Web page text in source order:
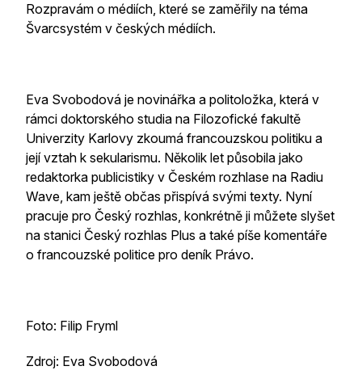
Rozpravám o médiích, které se zaměřily na téma
Švarcsystém v českých médiích.
Eva Svobodová je novinářka a politoložka, která v
rámci doktorského studia na Filozofické fakultě
Univerzity Karlovy zkoumá francouzskou politiku a
její vztah k sekularismu. Několik let působila jako
redaktorka publicistiky v Českém rozhlase na Radiu
Wave, kam ještě občas přispívá svými texty. Nyní
pracuje pro Český rozhlas, konkrétně ji můžete slyšet
na stanici Český rozhlas Plus a také píše komentáře
o francouzské politice pro deník Právo.
Foto: Filip Fryml
Zdroj: Eva Svobodová